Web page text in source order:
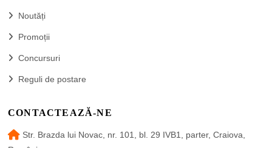
Noutăți
Promoții
Concursuri
Reguli de postare
CONTACTEAZĂ-NE
Str. Brazda lui Novac, nr. 101, bl. 29 IVB1, parter, Craiova,